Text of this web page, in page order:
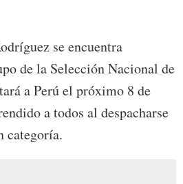
se encuentra
de la Selección Nacional de
a Perú el próximo 8 de
a todos al despacharse
categoría.